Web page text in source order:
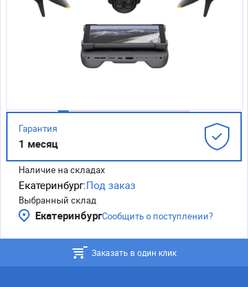
Гарантия
1 месяц
Наличие на складах
Екатеринбург:Под заказ
Выбранный склад
ЕкатеринбургСообщить о поступлении?
Заказать в один клик